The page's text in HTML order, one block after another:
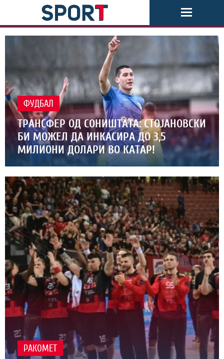
ФУДБАЛ
ТРАНСФЕР ОД СОНИШТАТА: СТОЈАНОВСКИ
БИ МОЖЕЛ ДА ИНКАСИРА ДО 3,5
МИЛИОНИ ДОЛАРИ ВО КАТАР!
РАКОМЕТ